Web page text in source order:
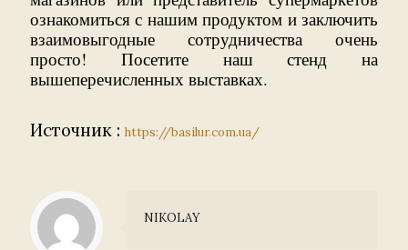
ознакомиться с нашим продуктом и заключить
взаимовыгодные сотрудничества очень
просто! Посетите наш стенд на
вышеперечисленных выставках.
Источник : https://basilur.com.ua/
NIKOLAY